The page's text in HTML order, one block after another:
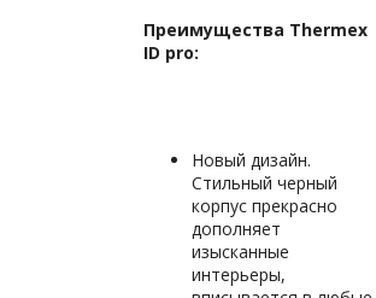
Преимущества Thermex
ID pro:
Новый дизайн.
Стильный черный
корпус прекрасно
дополняет
изысканные
интерьеры,